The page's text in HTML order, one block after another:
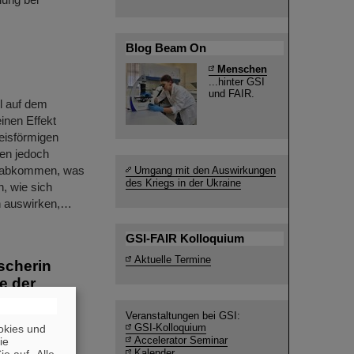
auf dem
Effekt
jedoch
was
wie sich
auswirken,…
der
für
Blog Beam On
Menschen
...hinter GSI
und FAIR.
Umgang mit den Auswirkungen
des Kriegs in der Ukraine
GSI-FAIR Kolloquium
Aktuelle Termine
Veranstaltungen bei GSI:
GSI-Kolloquium
Accelerator Seminar
und